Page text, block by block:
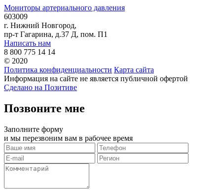
Мониторы артериального давления
603009
г. Нижний Новгород,
пр-т Гагарина, д.37 Д, пом. П1
Написать нам
8 800 775 14 14
© 2020
Политика конфиденциальности Карта сайта
Информация на сайте не является публичной офертой
Сделано на Позитиве
Позвоните мне
Заполните форму
и мы перезвоним вам в рабочее время